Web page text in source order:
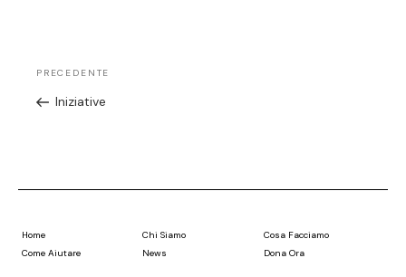
PRECEDENTE
Iniziative
Home Chi Siamo
Cosa Facciamo
Come Aiutare
News Dona Ora